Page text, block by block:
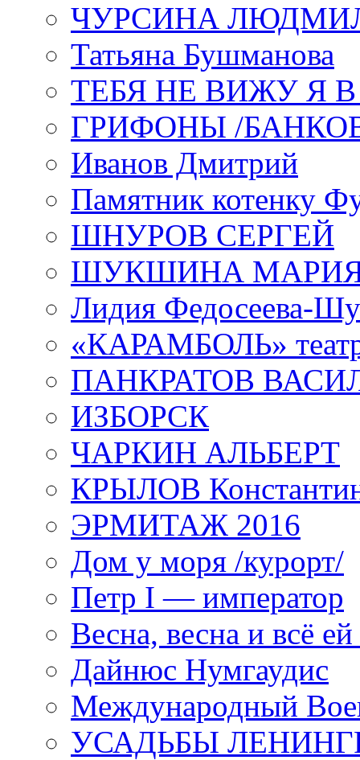
ЧУРСИНА
Татьяна Бушманова
ТЕБЯ НЕ ВИЖУ Я
ГРИФОНЫ /
Иванов Дмитрий
Памятник котенку
ШНУРОВ СЕРГЕЙ
ШУКШИНА
Лидия Федосеева-
«КАРАМБОЛЬ»
ПАНКРАТОВ
ИЗБОРСК
ЧАРКИН АЛЬБЕРТ
КРЫЛОВ
ЭРМИТАЖ 2016
Дом у моря /курорт/
Петр I — император
Весна, весна и всё
Дайнюс Нумгаудис
Международный
УСАДЬБЫ